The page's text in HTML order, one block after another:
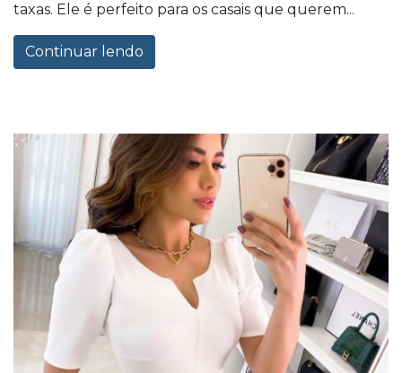
taxas. Ele é perfeito para os casais que querem...
Continuar lendo